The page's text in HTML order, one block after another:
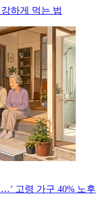
하게 먹는 법
고령 가구 40% 노후